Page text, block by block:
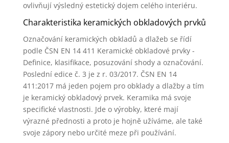
ovlivňují výsledný estetický dojem celého interiéru.
Charakteristika keramických obkladových prvků
Označování keramických obkladů a dlažeb se řídí
podle ČSN EN 14 411 Keramické obkladové prvky -
Definice, klasifikace, posuzování shody a označování.
Poslední edice č. 3 je z r. 03/2017. ČSN EN 14
411:2017 má jeden pojem pro obklady a dlažby a tím
je keramický obkladový prvek. Keramika má svoje
specifické vlastnosti. Jde o výrobky, které mají
výrazné přednosti a proto je hojně užíváme, ale také
svoje zápory nebo určité meze při používání.